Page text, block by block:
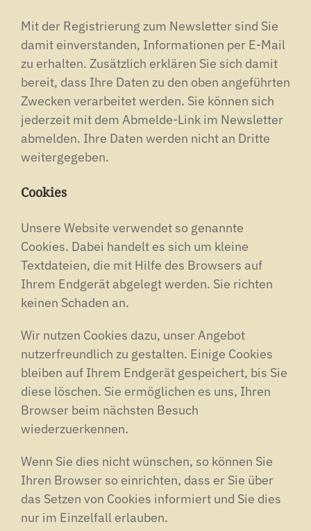
Mit der Registrierung zum Newsletter sind Sie
damit einverstanden, Informationen per E-Mail
zu erhalten. Zusätzlich erklären Sie sich damit
bereit, dass Ihre Daten zu den oben angeführten
Zwecken verarbeitet werden. Sie können sich
jederzeit mit dem Abmelde-Link im Newsletter
abmelden. Ihre Daten werden nicht an Dritte
weitergegeben.
Cookies
Unsere Website verwendet so genannte
Cookies. Dabei handelt es sich um kleine
Textdateien, die mit Hilfe des Browsers auf
Ihrem Endgerät abgelegt werden. Sie richten
keinen Schaden an.
Wir nutzen Cookies dazu, unser Angebot
nutzerfreundlich zu gestalten. Einige Cookies
bleiben auf Ihrem Endgerät gespeichert, bis Sie
diese löschen. Sie ermöglichen es uns, Ihren
Browser beim nächsten Besuch
wiederzuerkennen.
Wenn Sie dies nicht wünschen, so können Sie
Ihren Browser so einrichten, dass er Sie über
das Setzen von Cookies informiert und Sie dies
nur im Einzelfall erlauben.